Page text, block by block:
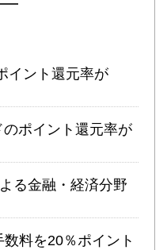
イント還元率が
ポイント還元率が
る金融・経済分野
料を20％ポイント